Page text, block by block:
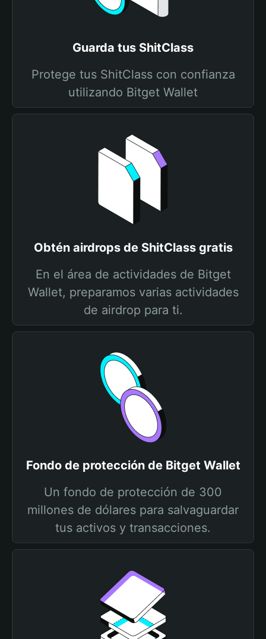
Guarda tus ShitClass
Protege tus ShitClass con confianza
utilizando Bitget Wallet
Obtén airdrops de ShitClass gratis
En el área de actividades de Bitget
Wallet, preparamos varias actividades
de airdrop para ti.
Fondo de protección de Bitget Wallet
Un fondo de protección de 300
millones de dólares para salvaguardar
tus activos y transacciones.